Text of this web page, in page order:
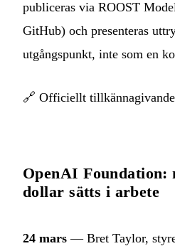
publiceras via ROOST
GitHub) och presenteras
utgångspunkt, inte som en
🔗 Officiellt tillkännagivande
OpenAI
dollar sätts i arbete
24 mars — Bret Taylor,